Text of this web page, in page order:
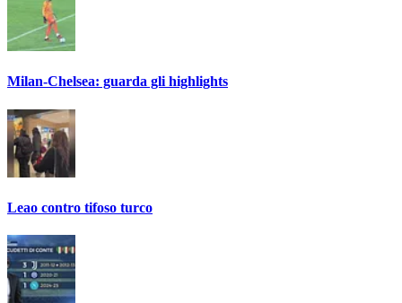
Milan-Chelsea: guarda gli highlights
Leao contro tifoso turco